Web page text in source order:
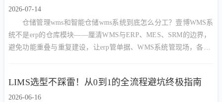
2026-07-14
仓储管理wms和智能仓储wms系统到底怎么分工？壹博WMS系
统不是erp的仓库模块——厘清WMS与ERP、MES、SRM的边界，
避免功能重叠与重复建设，让erp管单据、WMS系统管现场，各司
LIMS选型不踩雷！从0到1的全流程避坑终极指南
2026-06-16